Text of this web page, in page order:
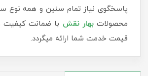
پاسخگوی نیاز تمام سنین و همه نوع
محصولاتبهار نقش با ضمانت کیفیت
قیمت خدمت شما ارائه میگردد.